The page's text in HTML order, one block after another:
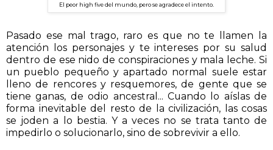
El peor high five del mundo, pero se agradece el intento.
Pasado ese mal trago, raro es que no te llamen la
atención los personajes y te intereses por su salud
dentro de ese nido de conspiraciones y mala leche. Si
un pueblo pequeño y apartado normal suele estar
lleno de rencores y resquemores, de gente que se
tiene ganas, de odio ancestral... Cuando lo aíslas de
forma inevitable del resto de la civilización, las cosas
se joden a lo bestia. Y a veces no se trata tanto de
impedirlo o solucionarlo, sino de sobrevivir a ello.